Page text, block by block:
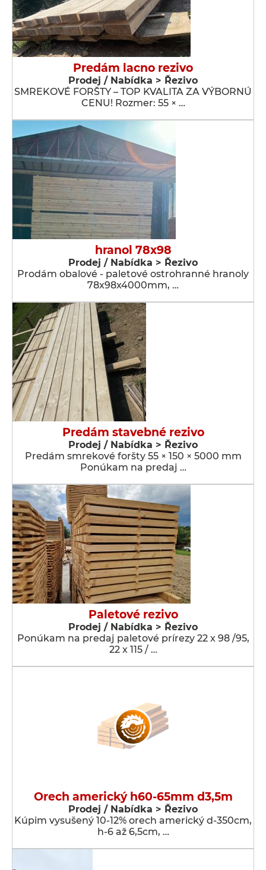
Predám lacno rezivo
Prodej / Nabídka > Řezivo
SMREKOVÉ FORŠTY – TOP KVALITA ZA VÝBORNÚ
CENU! Rozmer: 55 × …
hranol 78x98
Prodej / Nabídka > Řezivo
Prodám obalové - paletové ostrohranné hranoly
78x98x4000mm, …
Predám stavebné rezivo
Prodej / Nabídka > Řezivo
Predám smrekové foršty 55 × 150 × 5000 mm
Ponúkam na predaj …
Paletové rezivo
Prodej / Nabídka > Řezivo
Ponúkam na predaj paletové prírezy 22 x 98 /95,
22 x 115 / …
Orech americký h60-65mm d3,5m
Prodej / Nabídka > Řezivo
Kúpim vysušený 10-12% orech americký d-350cm,
h-6 až 6,5cm, …